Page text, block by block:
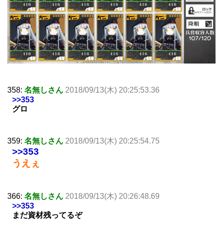
358: 名無しさん 2018/09/13(木) 20:25:53.36
>>353
グロ
359: 名無しさん 2018/09/13(木) 20:25:54.75
>>353
うえぇ
366: 名無しさん 2018/09/13(木) 20:26:48.69
>>353
まだ資材残ってるぞ